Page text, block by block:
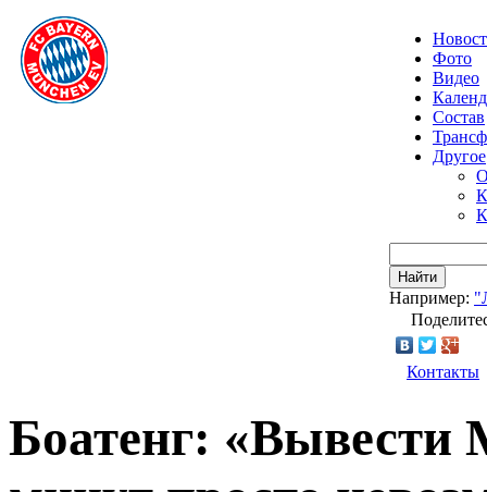
Фото
Видео
Состав
Другое
Найти
Например:
Контакты
Боатенг: «Вывести